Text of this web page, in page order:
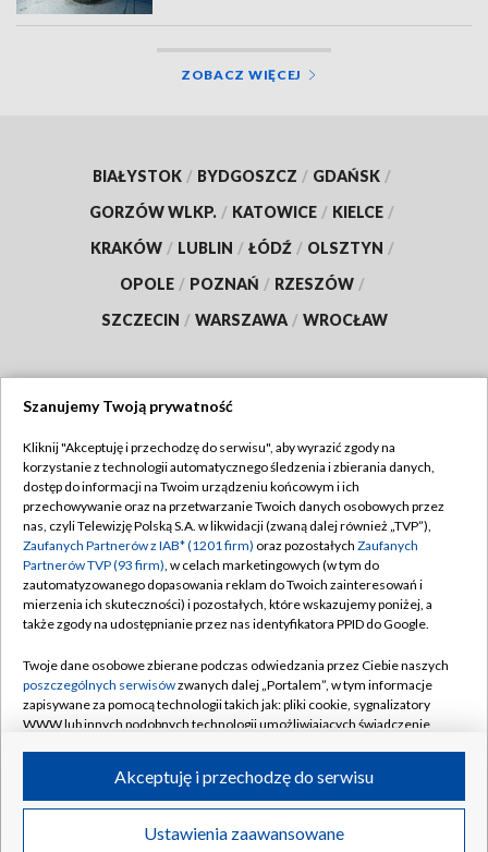
ZOBACZ WIĘCEJ
BIAŁYSTOK / BYDGOSZCZ / GDAŃSK /
GORZÓW WLKP. / KATOWICE / KIELCE /
KRAKÓW / LUBLIN / ŁÓDŹ / OLSZTYN /
OPOLE / POZNAŃ / RZESZÓW /
SZCZECIN / WARSZAWA / WROCŁAW
TVP
Abonament TVP
Emisja w TVP
Centrum informacji TVP
Naziemna Telewizja Cyfrowa
Rada Programowa
System NOS
Informacje o nadawcy
Program dla prasy
Regulamin TVP
Polityka prywatności
Moje zgody
Pomoc
Kontakt
Kanały
©2026 Telewizja Polska S.A. w likwidacji
Szanujemy Twoją prywatność
Kliknij "Akceptuję i przechodzę do serwisu", aby wyrazić zgody na
korzystanie z technologii automatycznego śledzenia i zbierania danych,
dostęp do informacji na Twoim urządzeniu końcowym i ich
przechowywanie oraz na przetwarzanie Twoich danych osobowych przez
nas, czyli Telewizję Polską S.A. w likwidacji (zwaną dalej również „TVP”),
Zaufanych Partnerów z IAB* (1201 firm) oraz pozostałych Zaufanych
Partnerów TVP (93 firm), w celach marketingowych (w tym do
zautomatyzowanego dopasowania reklam do Twoich zainteresowań i
mierzenia ich skuteczności) i pozostałych, które wskazujemy poniżej, a
także zgody na udostępnianie przez nas identyfikatora PPID do Google.
Twoje dane osobowe zbierane podczas odwiedzania przez Ciebie naszych
poszczególnych serwisówzwanych dalej „Portalem”, w tym informacje
zapisywane za pomocą technologii takich jak: pliki cookie, sygnalizatory
WWW lub innych podobnych technologii umożliwiających świadczenie
ruchu w Internecie.
Twoje dane osobowe zbierane podczas odwiedzania przez Ciebie
poszczególnych serwisówna Portalu, takie jak adresy IP, identyfikatory
Ustawienia zaawansowane
Akceptuję i przechodzę do serwisu